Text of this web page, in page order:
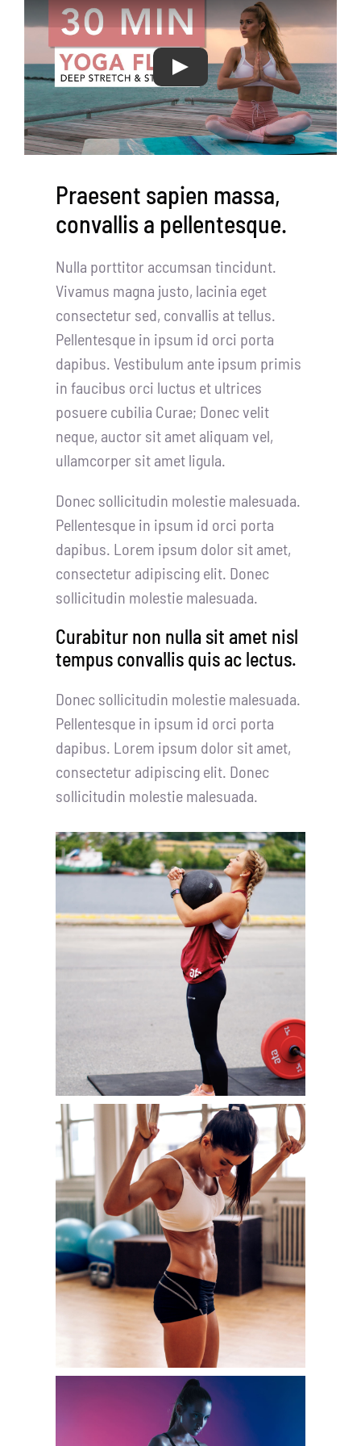
Praesent sapien massa,
convallis a pellentesque.
Nulla porttitor accumsan tincidunt.
Vivamus magna justo, lacinia eget
consectetur sed, convallis at tellus.
Pellentesque in ipsum id orci porta
dapibus. Vestibulum ante ipsum primis
in faucibus orci luctus et ultrices
posuere cubilia Curae; Donec velit
neque, auctor sit amet aliquam vel,
ullamcorper sit amet ligula.
Donec sollicitudin molestie malesuada.
Pellentesque in ipsum id orci porta
dapibus. Lorem ipsum dolor sit amet,
consectetur adipiscing elit. Donec
sollicitudin molestie malesuada.
Curabitur non nulla sit amet nisl
tempus convallis quis ac lectus.
Donec sollicitudin molestie malesuada.
Pellentesque in ipsum id orci porta
dapibus. Lorem ipsum dolor sit amet,
consectetur adipiscing elit. Donec
sollicitudin molestie malesuada.